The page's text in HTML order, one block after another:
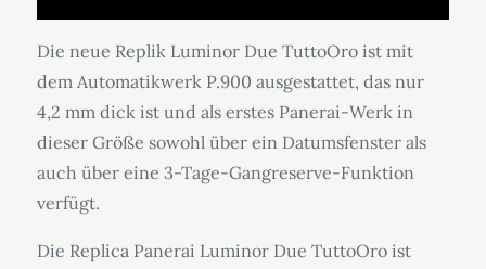
Die neue Replik Luminor Due TuttoOro ist mit
dem Automatikwerk P.900 ausgestattet, das nur
4,2 mm dick ist und als erstes Panerai-Werk in
dieser Größe sowohl über ein Datumsfenster als
auch über eine 3-Tage-Gangreserve-Funktion
verfügt.
Die Replica Panerai Luminor Due TuttoOro ist